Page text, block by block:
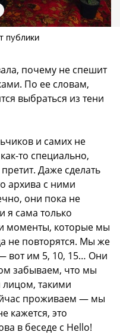
публики
почему не спешит
По ее словам,
выбраться из тени
и самих не
то специально,
Даже сделать
архива с ними
они пока не
я сама только
моменты, которые мы
не повторятся. Мы же
вот им 5, 10, 15… Они
забываем, что мы
такими
проживаем — мы
кажется, это
в беседе с Hello!